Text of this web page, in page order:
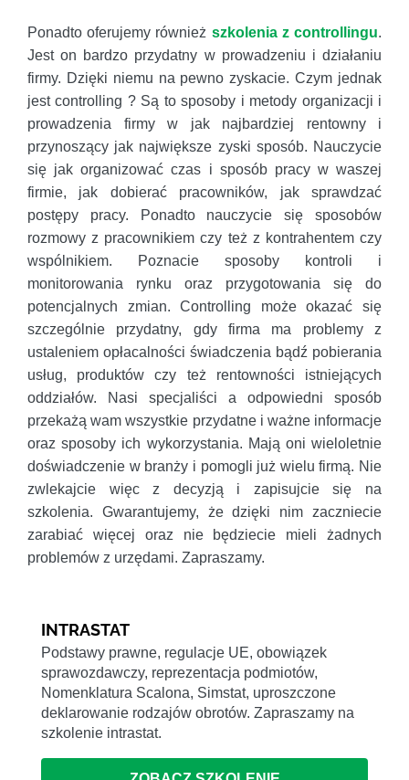
Ponadto oferujemy również szkolenia z controllingu.
Jest on bardzo przydatny w prowadzeniu i działaniu
firmy. Dzięki niemu na pewno zyskacie. Czym jednak
jest controlling ? Są to sposoby i metody organizacji i
prowadzenia firmy w jak najbardziej rentowny i
przynoszący jak największe zyski sposób. Nauczycie
się jak organizować czas i sposób pracy w waszej
firmie, jak dobierać pracowników, jak sprawdzać
postępy pracy. Ponadto nauczycie się sposobów
rozmowy z pracownikiem czy też z kontrahentem czy
wspólnikiem. Poznacie sposoby kontroli i
monitorowania rynku oraz przygotowania się do
potencjalnych zmian. Controlling może okazać się
szczególnie przydatny, gdy firma ma problemy z
ustaleniem opłacalności świadczenia bądź pobierania
usług, produktów czy też rentowności istniejących
oddziałów. Nasi specjaliści a odpowiedni sposób
przekażą wam wszystkie przydatne i ważne informacje
oraz sposoby ich wykorzystania. Mają oni wieloletnie
doświadczenie w branży i pomogli już wielu firmą. Nie
zwlekajcie więc z decyzją i zapisujcie się na
szkolenia. Gwarantujemy, że dzięki nim zaczniecie
zarabiać więcej oraz nie będziecie mieli żadnych
problemów z urzędami. Zapraszamy.
INTRASTAT
Podstawy prawne, regulacje UE, obowiązek
sprawozdawczy, reprezentacja podmiotów,
Nomenklatura Scalona, Simstat, uproszczone
deklarowanie rodzajów obrotów. Zapraszamy na
szkolenie intrastat.